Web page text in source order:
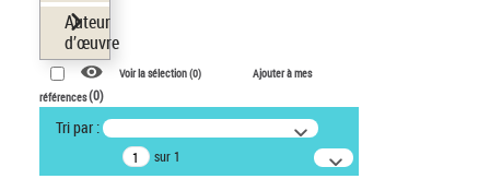
Auteur
d’œuvre
Voir la sélection (0)
Ajouter à mes
références(0)
Tri par :
sur 1